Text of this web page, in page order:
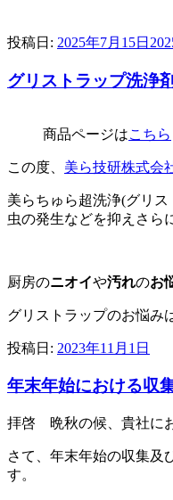
投稿日: 2025年7月15日
グリストラップ洗浄
商品ページはこちら
この度、 美ら技研株式会
美らちゅら超洗浄(グリ
虫の発生などを抑えさら
厨房のニオイや汚れのお
グリストラップのお悩み
投稿日: 2023年11月1日
年末年始における収
拝啓 晩秋の候、貴社に
さて、年末年始の収集及
す。